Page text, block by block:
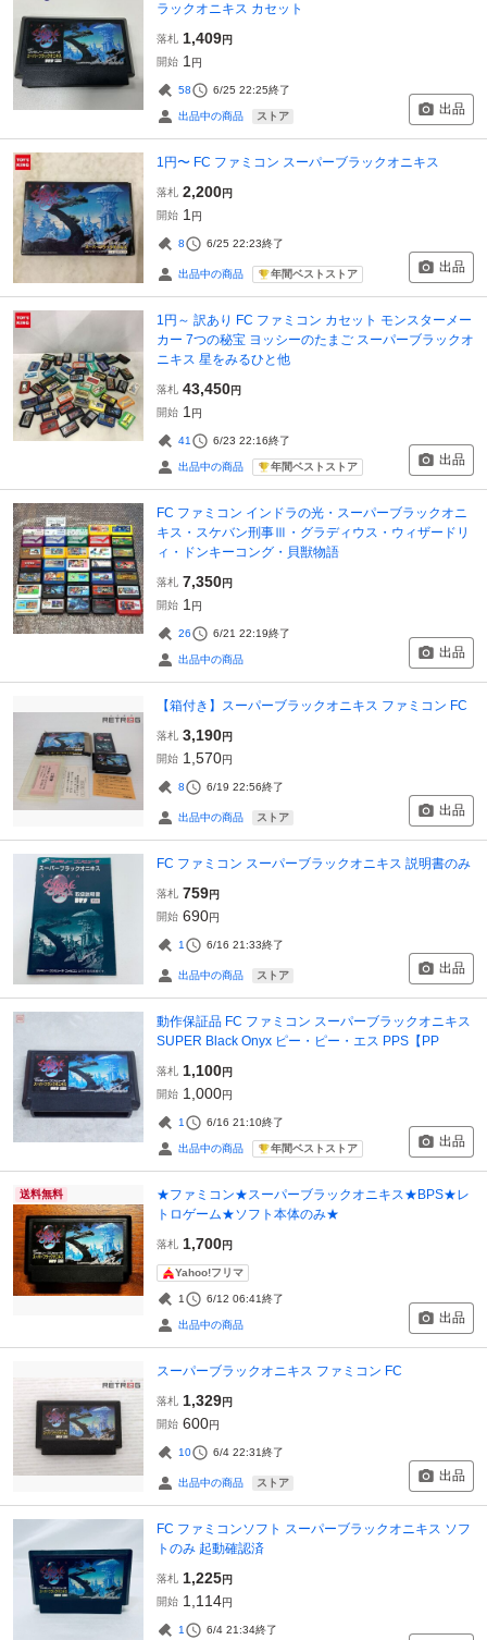
ラックオニキス カセット
落札 1,409円
開始 1 円
58 6/25 22:25終了
出品中の商品 ストア 出品
1円〜 FC ファミコン スーパーブラックオニキス
落札 2,200円
開始 1 円
8 6/25 22:23終了
出品中の商品 年間ベストストア 出品
1円～ 訳あり FC ファミコン カセット モンスターメー
カー 7つの秘宝 ヨッシーのたまご スーパーブラックオ
ニキス 星をみるひと他
落札 43,450円
開始 1 円
41 6/23 22:16終了
出品中の商品 年間ベストストア 出品
FC ファミコン インドラの光・スーパーブラックオニ
キス・スケバン刑事Ⅲ・グラディウス・ウィザードリ
ィ・ドンキーコング・貝獣物語
落札 7,350円
開始 1 円
26 6/21 22:19終了
出品中の商品 出品
【箱付き】スーパーブラックオニキス ファミコン FC
落札 3,190円
開始 1,570円
8 6/19 22:56終了
出品中の商品 ストア 出品
FC ファミコン スーパーブラックオニキス 説明書のみ
落札 759円
開始 690円
1 6/16 21:33終了
出品中の商品 ストア 出品
動作保証品 FC ファミコン スーパーブラックオニキス
SUPER Black Onyx ピー・ピー・エス PPS【PP
落札 1,100円
開始 1,000円
1 6/16 21:10終了
出品中の商品 年間ベストストア 出品
送料無料
★ファミコン★スーパーブラックオニキス★BPS★レ
トロゲーム★ソフト本体のみ★
落札 1,700円
Yahoo!フリマ
1 6/12 06:41終了
出品中の商品 出品
スーパーブラックオニキス ファミコン FC
落札 1,329円
開始 600円
10 6/4 22:31終了
出品中の商品 ストア 出品
FC ファミコンソフト スーパーブラックオニキス ソフ
トのみ 起動確認済
落札 1,225円
開始 1,114円
1 6/4 21:34終了